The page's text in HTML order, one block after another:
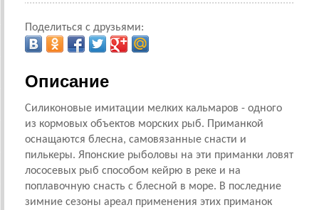
Поделиться с друзьями:
Описание
Силиконовые имитации мелких кальмаров - одного
из кормовых объектов морских рыб. Приманкой
оснащаются блесна, самовязанные снасти и
пилькеры. Японские рыболовы на эти приманки ловят
лососевых рыб способом кейрю в реке и на
поплавочную снасть с блесной в море. В последние
зимние сезоны ареал применения этих приманок